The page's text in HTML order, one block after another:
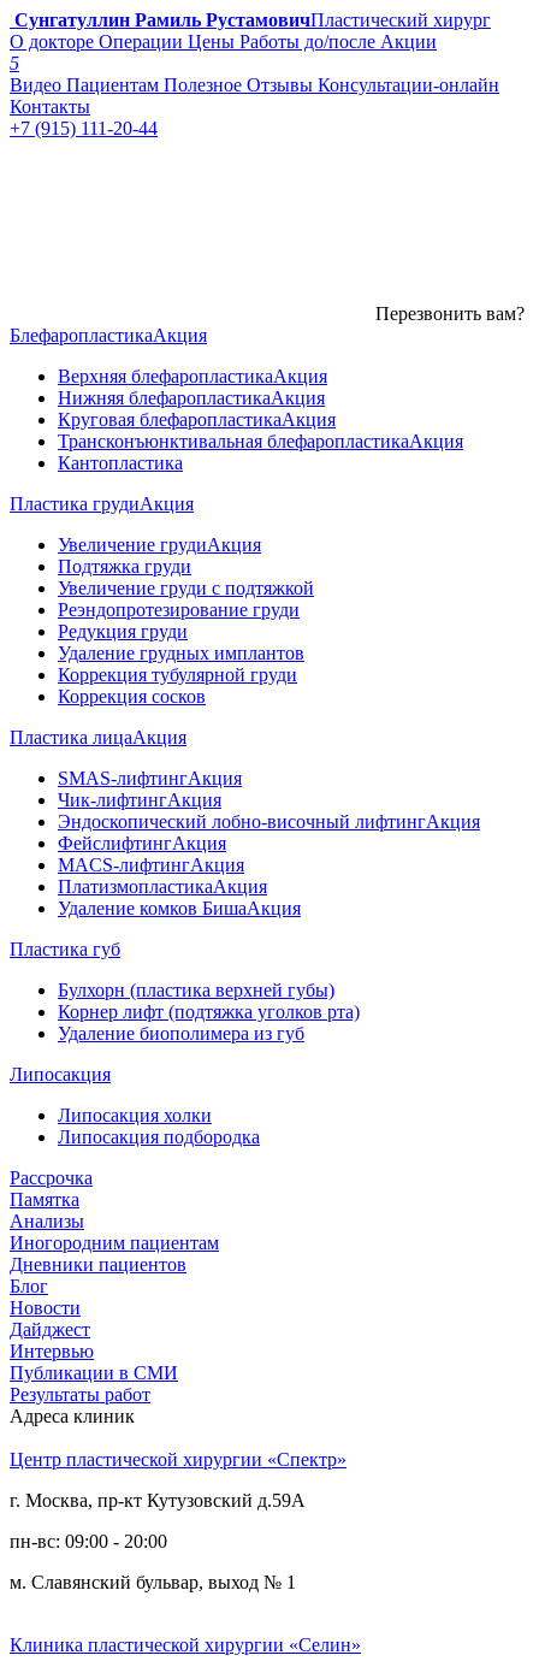
Сунгатуллин Рамиль РустамовичПластический хирург
О докторе Операции Цены Работы до/после Акции
5
Видео Пациентам Полезное Отзывы Консультации-онлайн
Контакты
+7 (915) 111-20-44
Перезвонить вам?
БлефаропластикаАкция
Верхняя блефаропластикаАкция
Нижняя блефаропластикаАкция
Круговая блефаропластикаАкция
Трансконъюнктивальная блефаропластикаАкция
Кантопластика
Пластика грудиАкция
Увеличение грудиАкция
Подтяжка груди
Увеличение груди с подтяжкой
Реэндопротезирование груди
Редукция груди
Удаление грудных имплантов
Коррекция тубулярной груди
Коррекция сосков
Пластика лицаАкция
SMAS-лифтингАкция
Чик-лифтингАкция
Эндоскопический лобно-височный лифтингАкция
ФейслифтингАкция
MACS-лифтингАкция
ПлатизмопластикаАкция
Удаление комков БишаАкция
Пластика губ
Булхорн (пластика верхней губы)
Корнер лифт (подтяжка уголков рта)
Удаление биополимера из губ
Липосакция
Липосакция холки
Липосакция подбородка
Рассрочка
Памятка
Анализы
Иногородним пациентам
Дневники пациентов
Блог
Новости
Дайджест
Интервью
Публикации в СМИ
Результаты работ
Адреса клиник
Центр пластической хирургии «Спектр»
г. Москва, пр-кт Кутузовский д.59А
пн-вс: 09:00 - 20:00
м. Славянский бульвар, выход № 1
Клиника пластической хирургии «Селин»